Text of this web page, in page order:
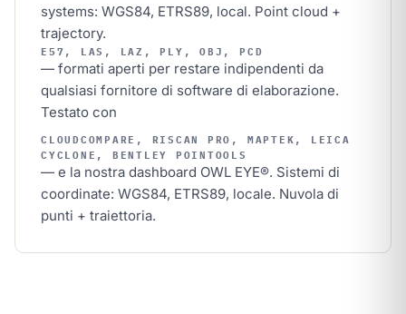
systems: WGS84, ETRS89, local. Point cloud +
trajectory.
E57, LAS, LAZ, PLY, OBJ, PCD
— formati aperti per restare indipendenti da
qualsiasi fornitore di software di elaborazione.
Testato con
CLOUDCOMPARE, RISCAN PRO, MAPTEK, LEICA
CYCLONE, BENTLEY POINTOOLS
— e la nostra dashboard OWL EYE®. Sistemi di
coordinate: WGS84, ETRS89, locale. Nuvola di
punti + traiettoria.